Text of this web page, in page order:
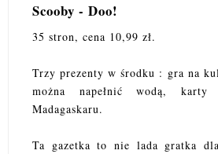
Scooby - Doo!
35 stron, cena 10,99 zł.
Trzy prezenty w środku : gra na
można napełnić wodą, karty
Madagaskaru.
Ta gazetka to nie lada gratka